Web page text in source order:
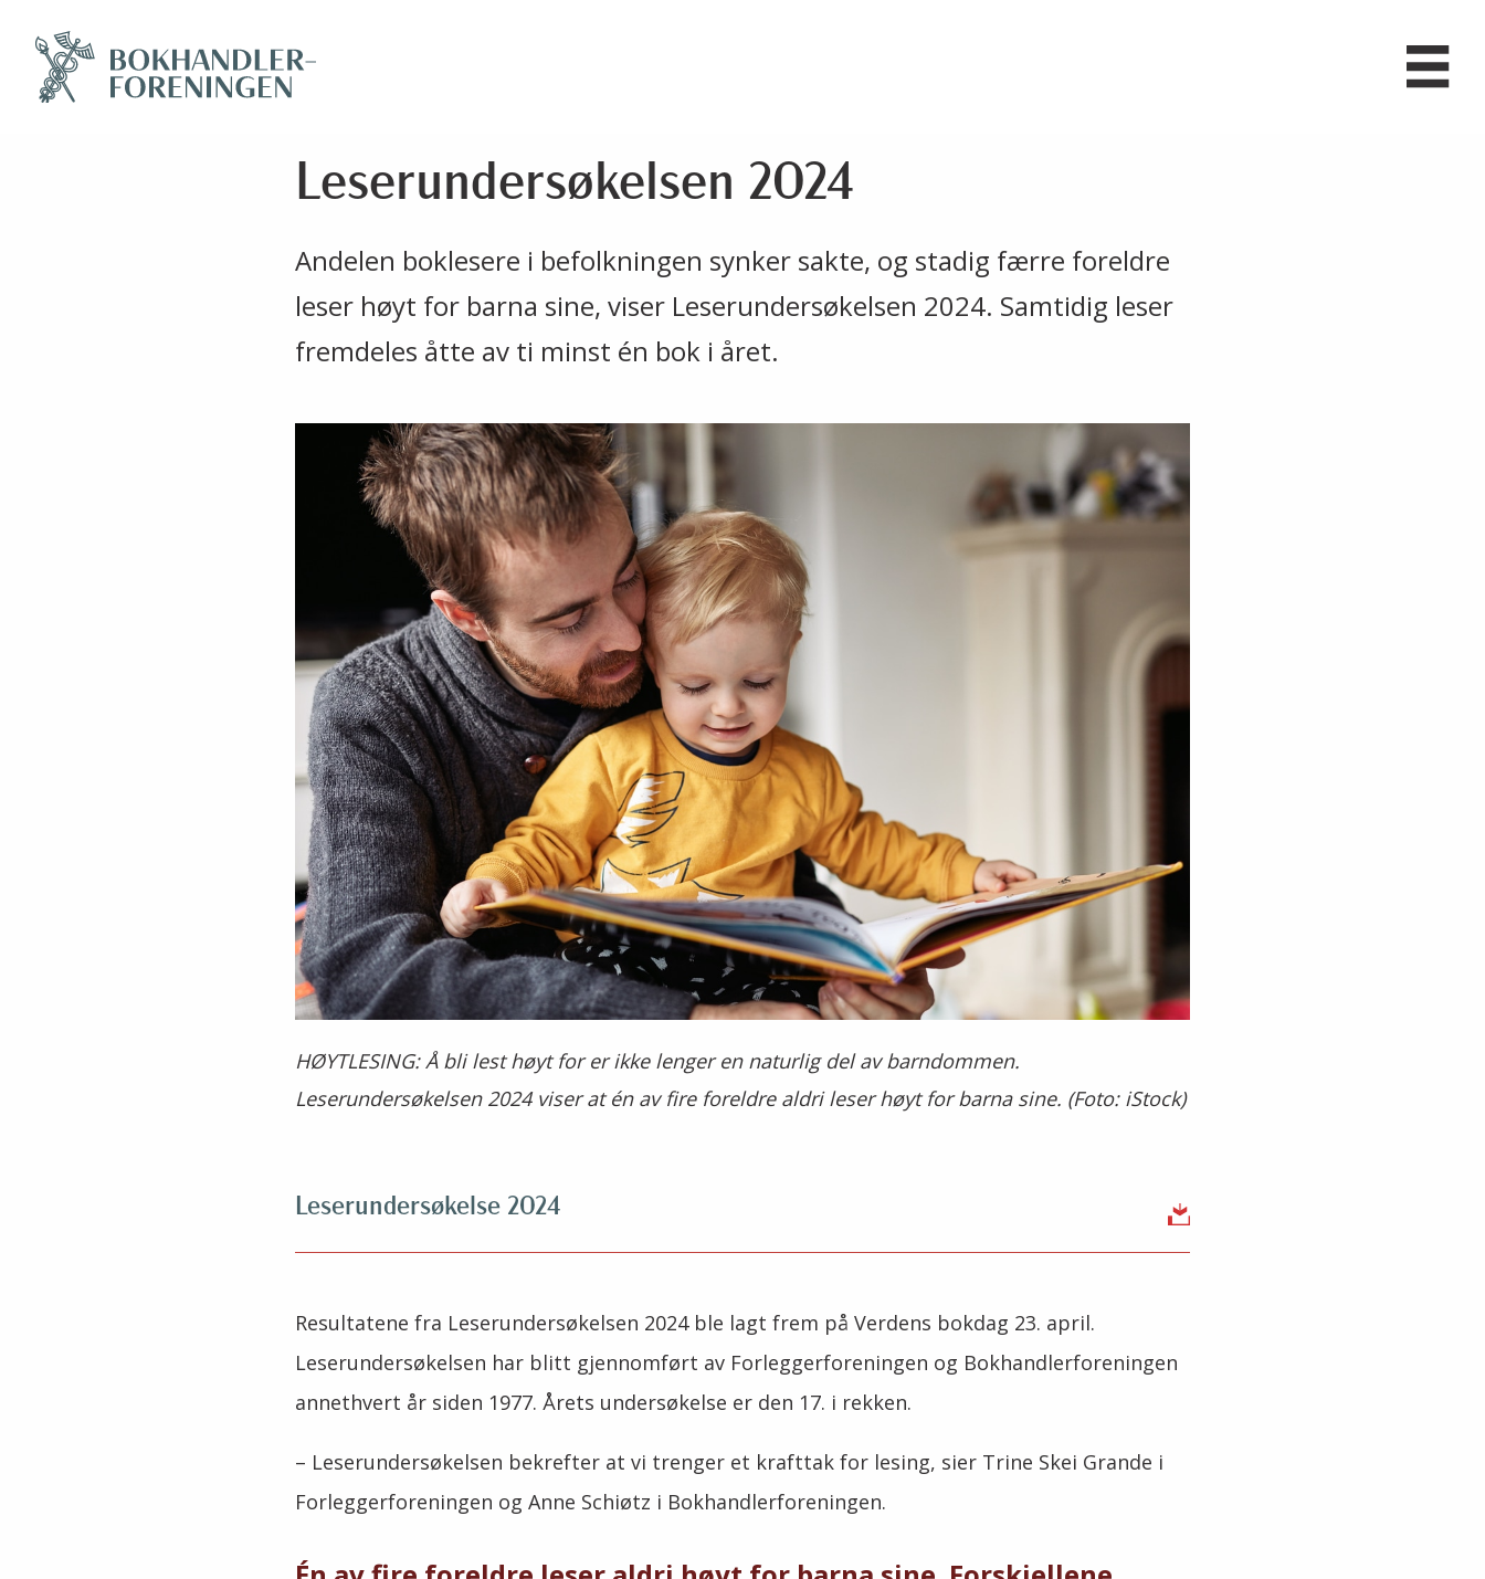
Leserundersøkelsen 2024
Andelen boklesere i befolkningen synker sakte, og stadig færre foreldre
leser høyt for barna sine, viser Leserundersøkelsen 2024. Samtidig leser
fremdeles åtte av ti minst én bok i året.
HØYTLESING: Å bli lest høyt for er ikke lenger en naturlig del av barndommen.
Leserundersøkelsen 2024 viser at én av fire foreldre aldri leser høyt for barna sine. (Foto: iStock)
Leserundersøkelse 2024
Resultatene fra Leserundersøkelsen 2024 ble lagt frem på Verdens bokdag 23. april.
Leserundersøkelsen har blitt gjennomført av Forleggerforeningen og Bokhandlerforeningen
annethvert år siden 1977. Årets undersøkelse er den 17. i rekken.
– Leserundersøkelsen bekrefter at vi trenger et krafttak for lesing, sier Trine Skei Grande i
Forleggerforeningen og Anne Schiøtz i Bokhandlerforeningen.